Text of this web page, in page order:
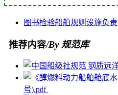
图书检验船舶规则 设施负责
推荐内容/By 规范库
号).pdf